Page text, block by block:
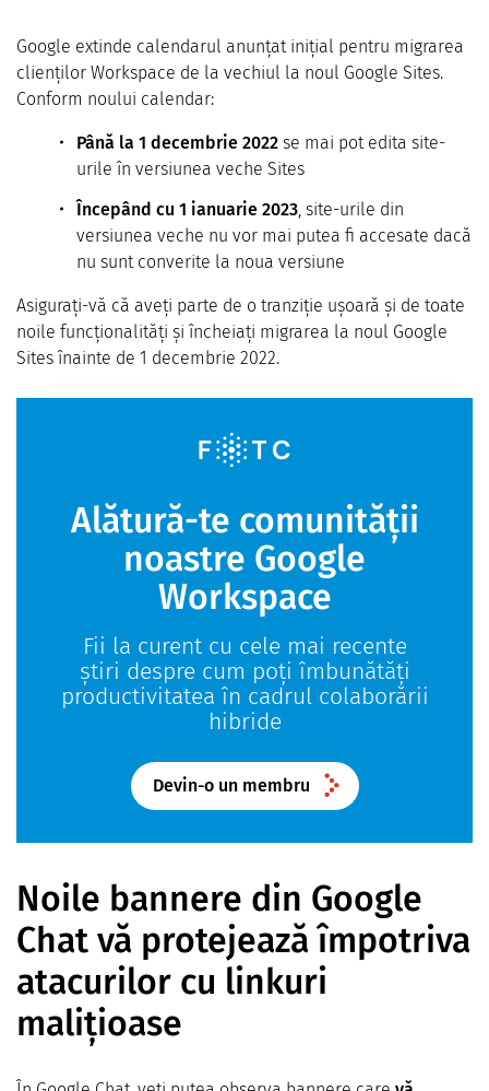
Google extinde calendarul anunțat inițial pentru migrarea
clienților Workspace de la vechiul la noul Google Sites.
Conform noului calendar:
Până la 1 decembrie 2022 se mai pot edita site-
urile în versiunea veche Sites
Începând cu 1 ianuarie 2023 , site-urile din
versiunea veche nu vor mai putea fi accesate dacă
nu sunt converite la noua versiune
Asigurați-vă că aveți parte de o tranziție ușoară și de toate
noile funcționalități și încheiați migrarea la noul Google
Sites înainte de 1 decembrie 2022.
Alătură-te comunității
noastre Google
Workspace
Fii la curent cu cele mai recente
știri despre cum poți îmbunătăți
productivitatea în cadrul colaborării
hibride
Devin-o un membru
Noile bannere din Google
Chat vă protejează împotriva
atacurilor cu linkuri
malițioase